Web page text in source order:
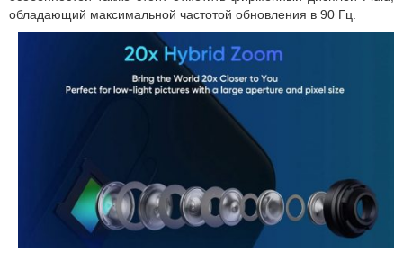
обладающий максимальной частотой обновления в 90 Гц.